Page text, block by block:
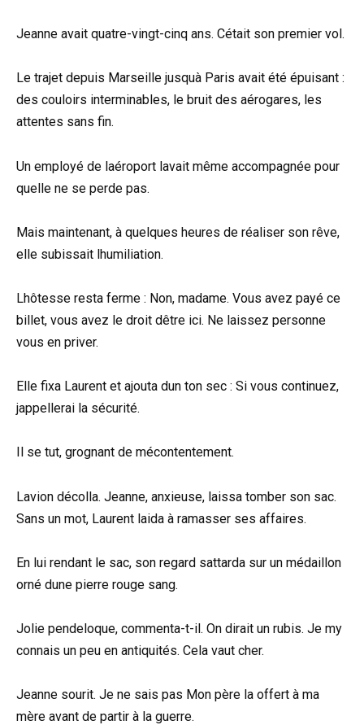
Jeanne avait quatre-vingt-cinq ans. Cétait son premier vol.
Le trajet depuis Marseille jusquà Paris avait été épuisant :
des couloirs interminables, le bruit des aérogares, les
attentes sans fin.
Un employé de laéroport lavait même accompagnée pour
quelle ne se perde pas.
Mais maintenant, à quelques heures de réaliser son rêve,
elle subissait lhumiliation.
Lhôtesse resta ferme : Non, madame. Vous avez payé ce
billet, vous avez le droit dêtre ici. Ne laissez personne
vous en priver.
Elle fixa Laurent et ajouta dun ton sec : Si vous continuez,
jappellerai la sécurité.
Il se tut, grognant de mécontentement.
Lavion décolla. Jeanne, anxieuse, laissa tomber son sac.
Sans un mot, Laurent laida à ramasser ses affaires.
En lui rendant le sac, son regard sattarda sur un médaillon
orné dune pierre rouge sang.
Jolie pendeloque, commenta-t-il. On dirait un rubis. Je my
connais un peu en antiquités. Cela vaut cher.
Jeanne sourit. Je ne sais pas Mon père la offert à ma
mère avant de partir à la guerre.